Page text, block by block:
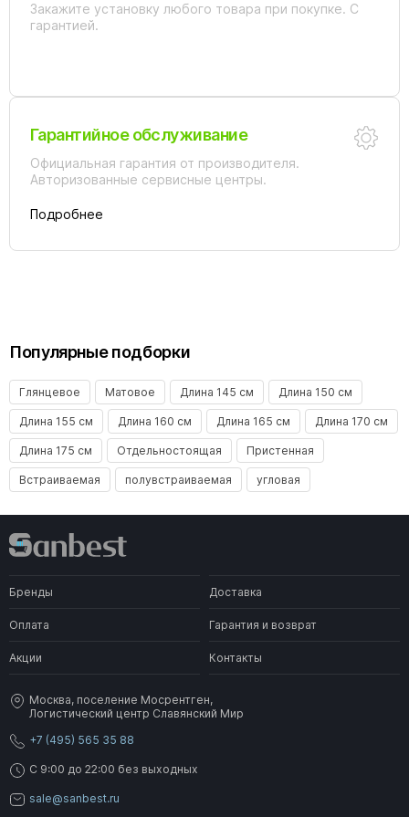
Закажите установку любого товара при покупке. С
гарантией.
Гарантийное обслуживание
Официальная гарантия от производителя.
Авторизованные сервисные центры.
Подробнее
Популярные подборки
Глянцевое Матовое Длина 145 см Длина 150 см
Длина 155 см Длина 160 см Длина 165 см Длина 170 см
Длина 175 см Отдельностоящая Пристенная
Встраиваемая полувстраиваемая угловая
Бренды Доставка
Оплата Гарантия и возврат
Акции Контакты
Москва, поселение Мосрентген,
Логистический центр Славянский Мир
+7 (495) 565 35 88
C 9:00 до 22:00 без выходных
sale@sanbest.ru